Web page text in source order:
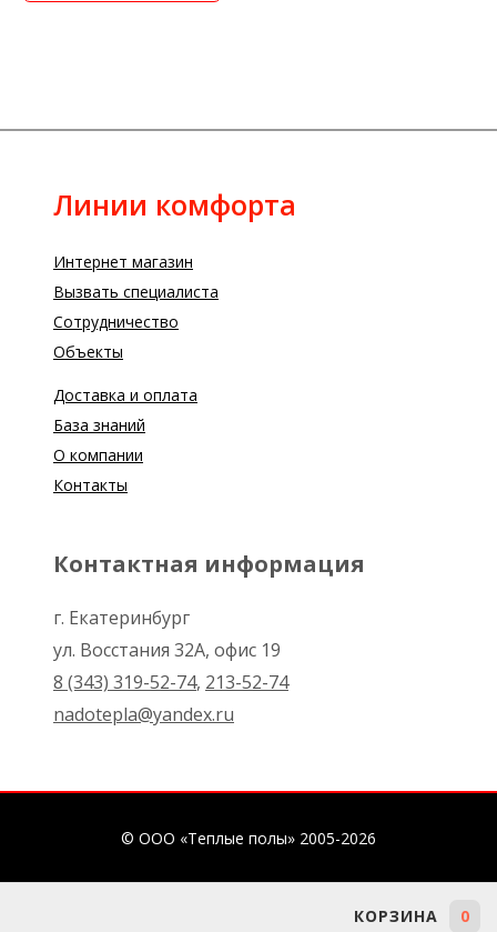
Линии комфорта
Интернет магазин
Вызвать специалиста
Сотрудничество
Объекты
Доставка и оплата
База знаний
О компании
Контакты
Контактная информация
г. Екатеринбург
ул. Восстания 32А, офис 19
8 (343) 319-52-74, 213-52-74
nadotepla@yandex.ru
© ООО «Теплые полы» 2005-2026
КОРЗИНА 0